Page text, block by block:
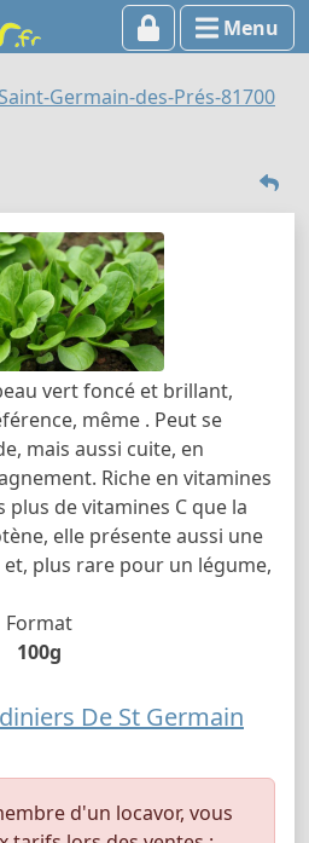
Menu
Germain-des-Prés-81700
vert foncé et brillant,
même . Peut se
mais aussi cuite, en
Riche en vitamines
de vitamines C que la
elle présente aussi une
plus rare pour un légume,
Format
100g
De St Germain
d'un locavor, vous